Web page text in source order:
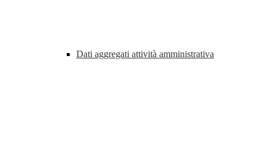
Dati aggregati attività amministrativa